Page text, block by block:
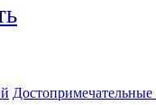
Достопримечательные